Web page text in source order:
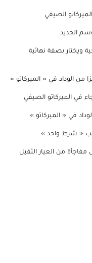
الصيفي
الجديد
ويختار بصفة نهائية
من الوداد في « الميركاتو »
في الميركاتو الصيفي
في « الميركاتو »
« شرط واحد »
من العيار الثقيل